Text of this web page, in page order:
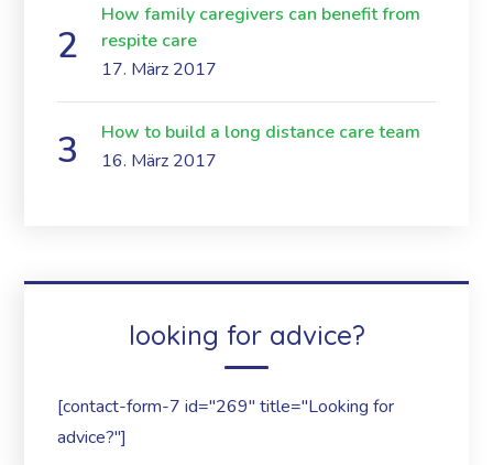
How family caregivers can benefit from
respite care
17. März 2017
How to build a long distance care team
16. März 2017
looking for advice?
[contact-form-7 id="269" title="Looking for
advice?"]